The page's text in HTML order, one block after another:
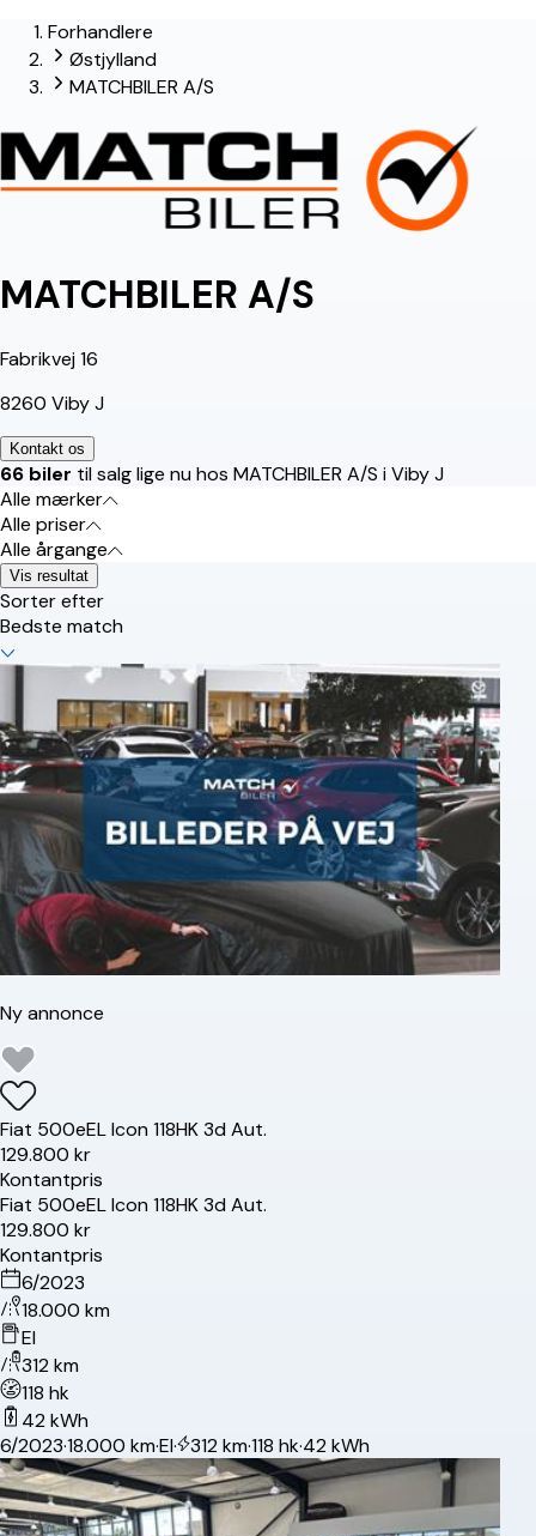
lead-forhandler
Forhandlere
Østjylland
MATCHBILER A/S
MATCHBILER A/S
Fabrikvej 16
8260 Viby J
Kontakt os
66 biler til salg lige nu hos MATCHBILER A/S i Viby J
Alle mærker
Alle priser
Alle årgange
Vis resultat
Sorter efter
Bedste match
Ny annonce
Fiat 500eEL Icon 118HK 3d Aut.
129.800 kr
Kontantpris
Fiat 500eEL Icon 118HK 3d Aut.
129.800 kr
Kontantpris
6/2023
18.000 km
El
312 km
118 hk
42 kWh
6/2023·18.000 km·El· 312 km·118 hk·42 kWh